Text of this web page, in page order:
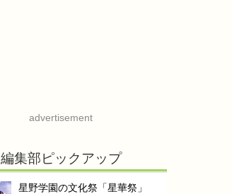
advertisement
編集部ピックアップ
星野学園の文化祭「星華祭」